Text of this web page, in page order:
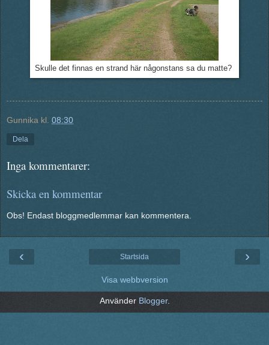
Skulle det finnas en strand här någonstans sa du matte?
Gunnika kl. 08:30
Dela
Inga kommentarer:
Skicka en kommentar
Obs! Endast bloggmedlemmar kan kommentera.
‹ ›
Startsida
Visa webbversion
Använder Blogger.